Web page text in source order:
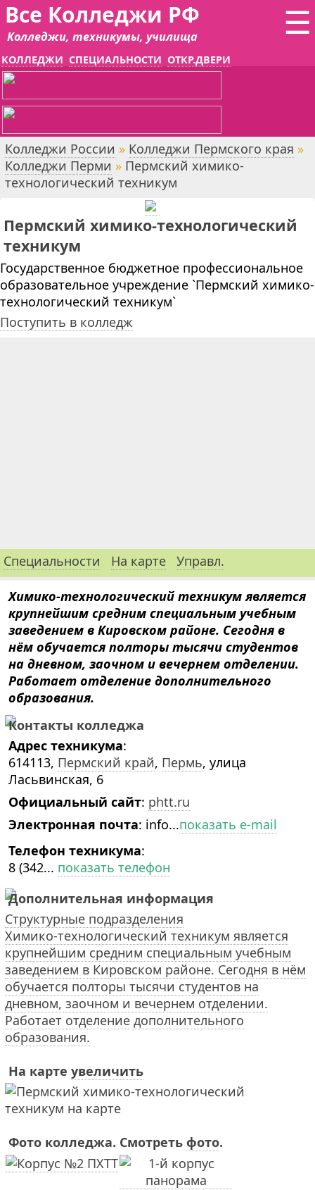
☰
Все Колледжи РФ
Колледжи, техникумы, училища
КОЛЛЕДЖИ СПЕЦИАЛЬНОСТИ ОТКР.ДВЕРИ
Колледжи России » Колледжи Пермского края »
Колледжи Перми » Пермский химико-
технологический техникум
Пермский химико-технологический
техникум
Государственное бюджетное профессиональное
образовательное учреждение `Пермский химико-
технологический техникум`
Поступить в колледж
Специальности На карте Управл.
Химико-технологический техникум является
крупнейшим средним специальным учебным
заведением в Кировском районе. Сегодня в
нём обучается полторы тысячи студентов
на дневном, заочном и вечернем отделении.
Работает отделение дополнительного
образования.
Контакты колледжа
Адрес техникума:
614113, Пермский край, Пермь, улица
Ласьвинская, 6
Официальный сайт: phtt.ru
Электронная почта: info...показать e-mail
Телефон техникума:
8 (342... показать телефон
Дополнительная информация
Структурные подразделения
Химико-технологический техникум является
крупнейшим средним специальным учебным
заведением в Кировском районе. Сегодня в нём
обучается полторы тысячи студентов на
дневном, заочном и вечернем отделении.
Работает отделение дополнительного
образования.
На карте увеличить
Фото колледжа. Смотреть фото.